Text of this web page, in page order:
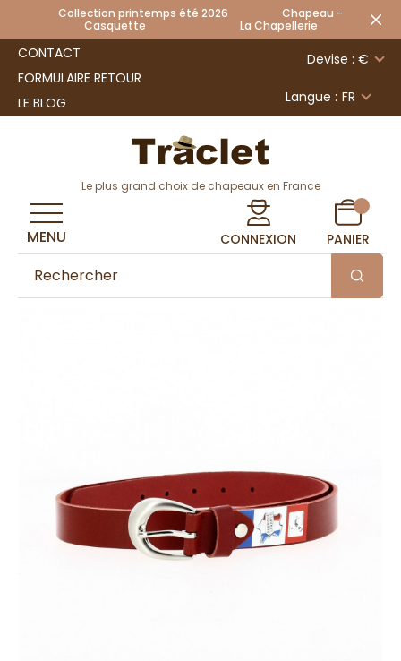
Collection printemps été 2026 Chapeau -
Casquette La Chapellerie
CONTACT
FORMULAIRE RETOUR
LE BLOG
Devise : €
Langue : FR
Le plus grand choix de chapeaux en France
CONNEXION PANIER
MENU